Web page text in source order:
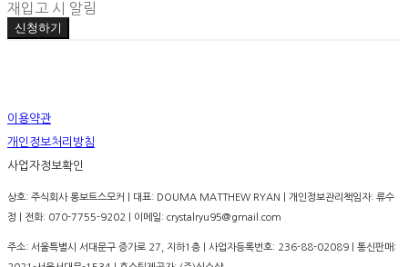
재입고 시 알림
신청하기
이용약관
개인정보처리방침
사업자정보확인
상호: 주식회사 롱보트스모커 | 대표: DOUMA MATTHEW RYAN | 개인정보관리책임자: 류수
정 | 전화: 070-7755-9202 | 이메일: crystalryu95@gmail.com
주소: 서울특별시 서대문구 증가로 27, 지하1층 | 사업자등록번호: 236-88-02089 | 통신판매: